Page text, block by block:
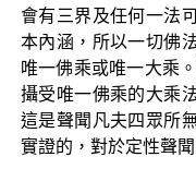
會有三界及任何一法
本內涵，所以一切佛
唯一佛乘或唯一大乘
攝受唯一佛乘的大乘
這是聲聞凡夫四眾所
實證的，對於定性聲